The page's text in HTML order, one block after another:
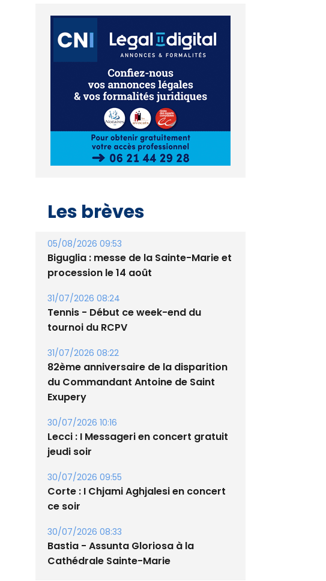
Les brèves
05/08/2026 09:53
Biguglia : messe de la Sainte-Marie et
procession le 14 août
31/07/2026 08:24
Tennis - Début ce week-end du
tournoi du RCPV
31/07/2026 08:22
82ème anniversaire de la disparition
du Commandant Antoine de Saint
Exupery
30/07/2026 10:16
Lecci : I Messageri en concert gratuit
jeudi soir
30/07/2026 09:55
Corte : I Chjami Aghjalesi en concert
ce soir
30/07/2026 08:33
Bastia - Assunta Gloriosa à la
Cathédrale Sainte-Marie